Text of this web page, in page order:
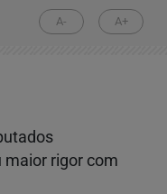
A- A+
maior rigor com